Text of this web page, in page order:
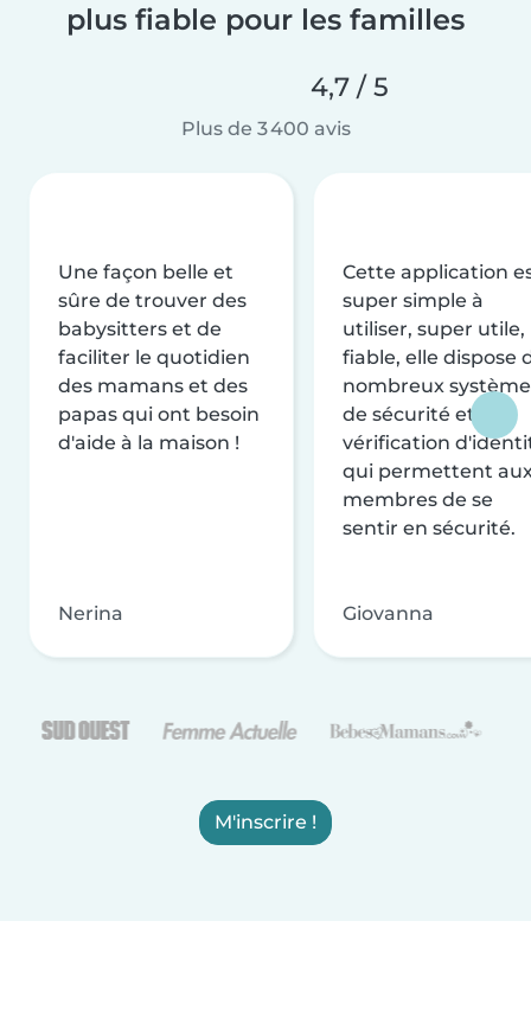
plus fiable pour les familles
4,7 / 5
Plus de 3 400 avis
Une façon belle et
sûre de trouver des
babysitters et de
faciliter le quotidien
des mamans et des
papas qui ont besoin
d'aide à la maison !
Nerina
Cette application
super simple à
utiliser, super utile,
fiable, elle dispose
nombreux
de sécurité et de
vérification
qui permettent
membres de se
sentir en sécurité.
Giovanna
M'inscrire !